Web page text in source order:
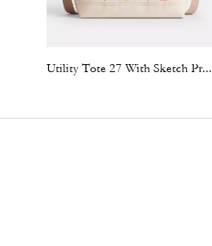
Utility Tote 27 With Sketch Print